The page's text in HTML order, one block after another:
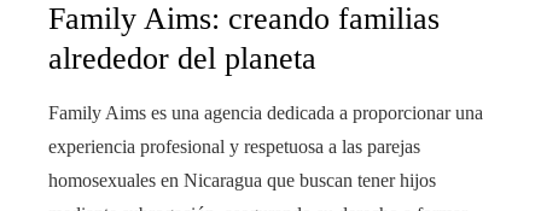
Family Aims: creando familias
alrededor del planeta
Family Aims es una agencia dedicada a proporcionar una
experiencia profesional y respetuosa a las parejas
homosexuales en Nicaragua que buscan tener hijos